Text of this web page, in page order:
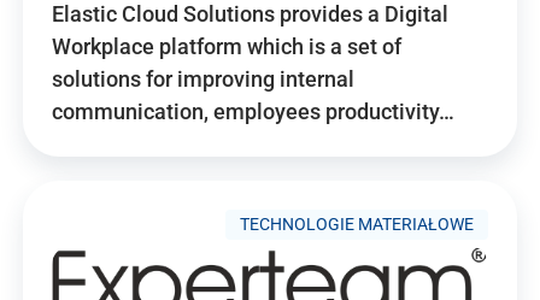
Elastic Cloud Solutions provides a Digital
Workplace platform which is a set of
solutions for improving internal
communication, employees productivity…
TECHNOLOGIE MATERIAŁOWE